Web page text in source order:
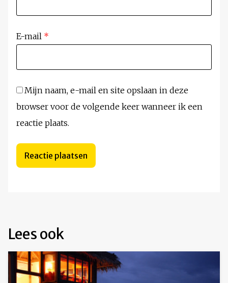
E-mail *
Mijn naam, e-mail en site opslaan in deze
browser voor de volgende keer wanneer ik een
reactie plaats.
Lees ook